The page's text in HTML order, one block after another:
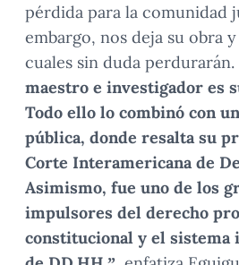
pérdida para la comunidad
embargo, nos deja su obra y
cuales sin duda perdurarán.
maestro e investigador es
Todo ello lo combinó con
pública, donde resalta su
Corte Interamericana de
Asimismo, fue uno de los
impulsores del derecho
constitucional y el sistema